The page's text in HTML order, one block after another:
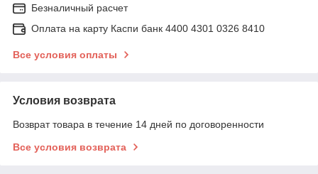
Безналичный расчет
Оплата на карту Каспи банк 4400 4301 0326 8410
Все условия оплаты
Условия возврата
Возврат товара в течение 14 дней по договоренности
Все условия возврата